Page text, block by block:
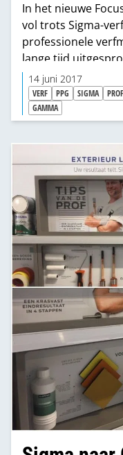
In het nieuwe
vol trots Sigma-
professionele
lange tijd
speciaalzaken te
‘not amused’.
'Paniekvoetbal",
14 juni 2017
VERF PPG SIGMA
GAMMA